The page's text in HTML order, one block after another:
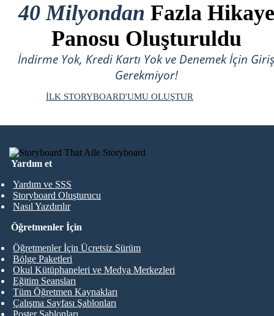
40 Milyondan Fazla Hikaye
Panosu Oluşturuldu
İndirme Yok, Kredi Kartı Yok ve Denemek İçin Giriş
Gerekmiyor!
İLK STORYBOARD'UMU OLUŞTUR
Yardım et
Yardım ve SSS
Storyboard Oluşturucu
Nasıl Yazdırılır
Öğretmenler İçin
Öğretmenler İçin Ücretsiz Sürüm
Bölge Paketleri
Okul Kütüphaneleri ve Medya Merkezleri
Eğitim Seansları
Tüm Öğretmen Kaynakları
Çalışma Sayfası Şablonları
Poster Şablonları